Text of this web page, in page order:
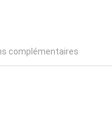
complémentaires